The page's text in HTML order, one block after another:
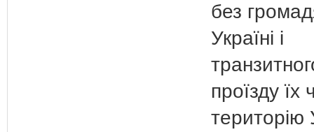
без
Україні і
проїзду їх
територію